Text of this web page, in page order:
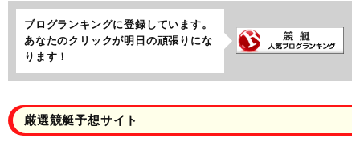
ブログランキングに登録しています。
あなたのクリックが明日の頑張りにな
ります！
厳選競艇予想サイト